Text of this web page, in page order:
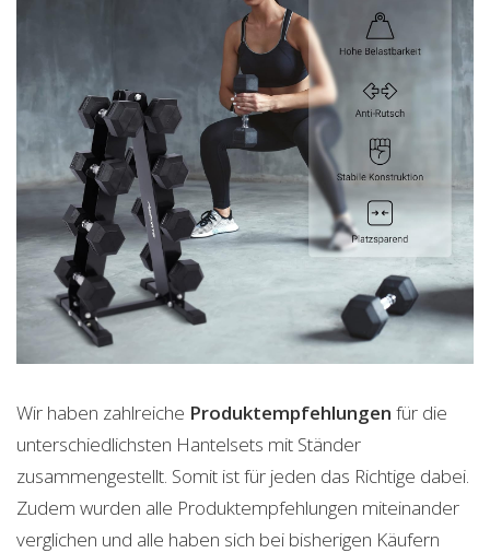
Wir haben zahlreiche Produktempfehlungen für die
unterschiedlichsten Hantelsets mit Ständer
zusammengestellt. Somit ist für jeden das Richtige dabei.
Zudem wurden alle Produktempfehlungen miteinander
verglichen und alle haben sich bei bisherigen Käufern